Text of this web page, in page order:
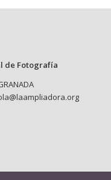
de Fotografía